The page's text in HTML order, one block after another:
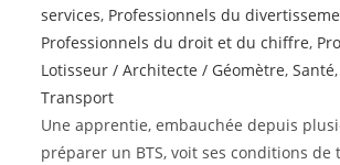
services, Professionnels du
Professionnels du droit et du chiffre,
Lotisseur / Architecte / Géomètre,Santé
Transport
Une apprentie, embauchée depuis
préparer un BTS, voit ses conditions de